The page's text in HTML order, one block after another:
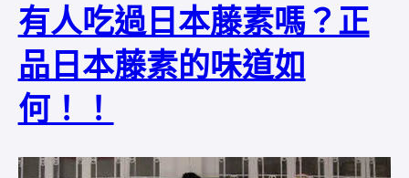
有人吃過日本藤素嗎？正
品日本藤素的味道如
何！！